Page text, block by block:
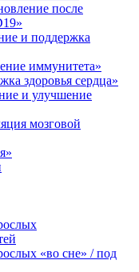
после
и поддержка
иммунитета»
здоровья сердца»
и улучшение
мозговой
«во сне» / под